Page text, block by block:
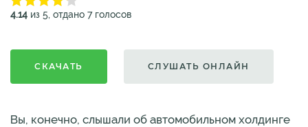
4.14 из 5, отдано 7 голосов
СКАЧАТЬ СЛУШАТЬ ОНЛАЙН
Вы, конечно, слышали об автомобильном холдинге